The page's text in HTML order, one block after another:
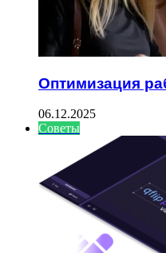
Оптимизация
06.12.2025
Советы